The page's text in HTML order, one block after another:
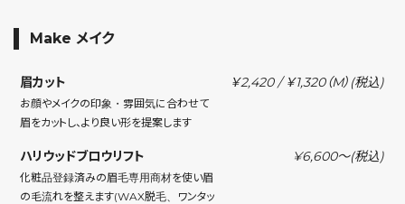
Make メイク
眉カット
お顔やメイクの印象・雰囲気に合わせて
眉をカットし、より良い形を提案します
￥2,420 / ￥1,320（M） (税込)
ハリウッドブロウリフト
化粧品登録済みの眉毛専用商材を使い眉
の毛流れを整えます(WAX脱毛、ワンタッ
¥6,600〜(税込)